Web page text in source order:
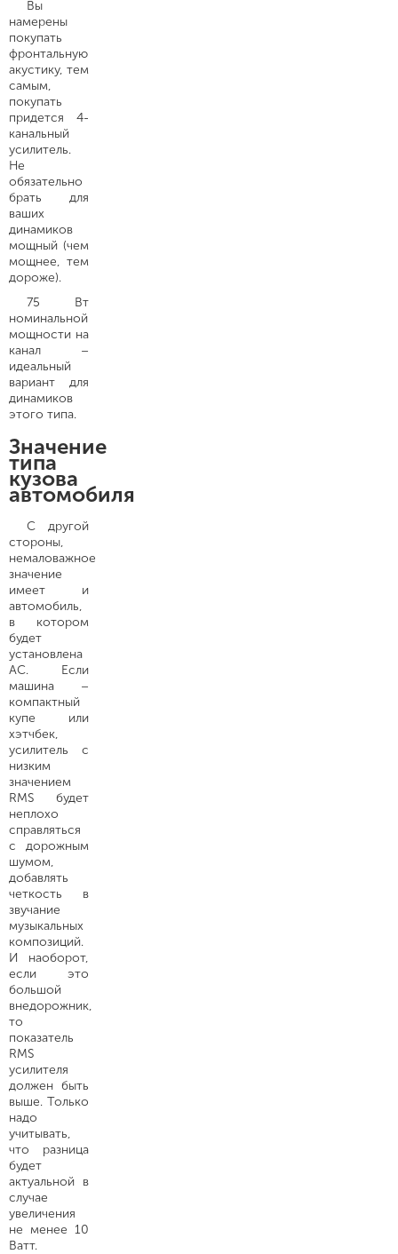
Вы
намерены
покупать
фронтальную
акустику, тем
самым,
покупать
придется 4-
канальный
усилитель.
Не
обязательно
брать для
ваших
динамиков
мощный (чем
мощнее, тем
дороже).
75 Вт
номинальной
мощности на
канал –
идеальный
вариант для
динамиков
этого типа.
Значение
типа
кузова
автомобиля
С другой
стороны,
немаловажное
значение
имеет и
автомобиль,
в котором
будет
установлена
АС. Если
машина –
компактный
купе или
хэтчбек,
усилитель с
низким
значением
RMS будет
неплохо
справляться
с дорожным
шумом,
добавлять
четкость в
звучание
музыкальных
композиций.
И наоборот,
если это
большой
внедорожник,
то
показатель
RMS
усилителя
должен быть
выше. Только
надо
учитывать,
что разница
будет
актуальной в
случае
увеличения
не менее 10
Ватт.